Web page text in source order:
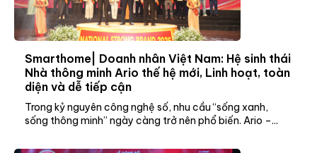
Smarthome| Doanh nhân Việt Nam: Hệ sinh thái
Nhà thông minh Ario thế hệ mới, Linh hoạt, toàn
diện và dễ tiếp cận
Trong kỷ nguyên công nghệ số, nhu cầu “sống xanh,
sống thông minh” ngày càng trở nên phổ biến. Ario –...